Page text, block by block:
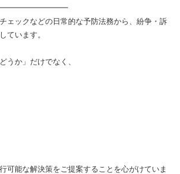
ェックなどの日常的な予防法務から、紛争・訴
ています。
うか」だけでなく、
可能な解決策をご提案することを心がけていま